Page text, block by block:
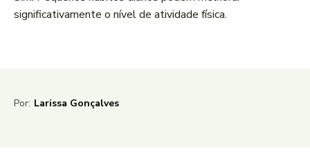
significativamente o nível de atividade física.
Por: Larissa Gonçalves